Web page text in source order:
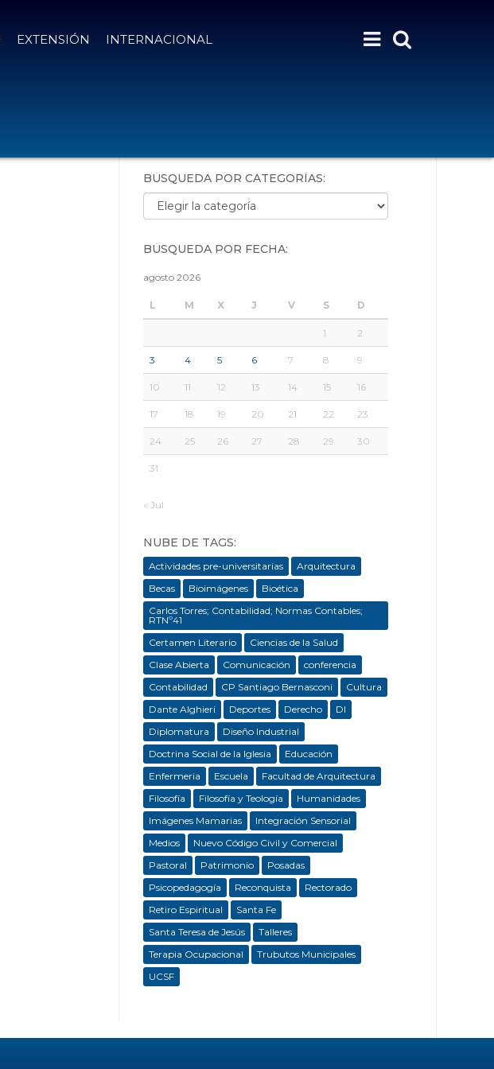
EXTENSIÓN INTERNACIONAL
BÚSQUEDA POR CATEGORÍAS:
Búsqueda por categorías:
BÚSQUEDA POR FECHA:
agosto 2026
L M X J V S D
1 2
3 4 5 6 7 8 9
10 11 12 13 14 15 16
17 18 19 20 21 22 23
24 25 26 27 28 29 30
31
« Jul
NUBE DE TAGS:
Actividades pre-universitarias
Arquitectura
Becas
Bioimágenes
Bioética
Carlos Torres; Contabilidad; Normas Contables;
RTNº41
Certamen Literario
Ciencias de la Salud
Clase Abierta
Comunicación
conferencia
Contabilidad
CP Santiago Bernasconi
Cultura
Dante Alghieri
Deportes Derecho
DI
Diplomatura
Diseño Industrial
Doctrina Social de la Iglesia
Educación
Enfermeria
Escuela
Facultad de Arquitectura
Filosofía
Filosofía y Teología
Humanidades
Imágenes Mamarias
Integración Sensorial
Medios
Nuevo Código Civil y Comercial
Pastoral
Patrimonio
Posadas
Psicopedagogía
Reconquista
Rectorado
Retiro Espiritual
Santa Fe
Santa Teresa de Jesús
Talleres
Terapia Ocupacional
Trubutos Municipales
UCSF